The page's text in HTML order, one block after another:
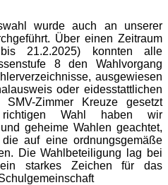
wurde auch an unserer
Über einen Zeitraum
21.2.2025) konnten alle
8 den Wahlvorgang
ausgewiesen
oder eidesstattlichen
Zimmer Kreuze gesetzt
Wahl haben wir
geheime Wahlen geachtet,
auf eine ordnungsgemäße
Die Wahlbeteiligung lag bei
starkes Zeichen für das